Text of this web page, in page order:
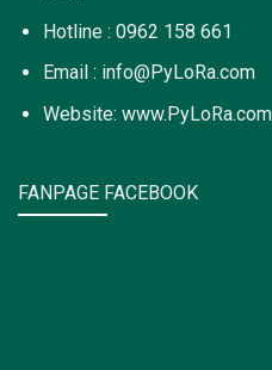
Hotline : 0962 158 661
Email : info@PyLoRa.com
Website: www.PyLoRa.com
FANPAGE FACEBOOK